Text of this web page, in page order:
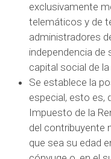
exclusivamente
telemáticos y de
administradores
independencia de
capital social de
Se establece la
especial, esto es,
Impuesto de la
del contribuyente
que sea su edad